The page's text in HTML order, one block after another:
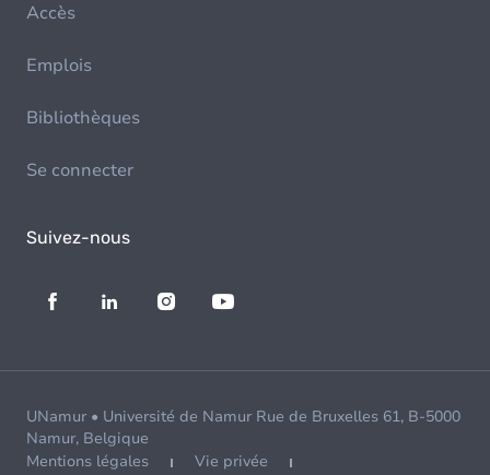
Accès
Emplois
Bibliothèques
Se connecter
Suivez-nous
UNamur • Université de Namur Rue de Bruxelles 61, B-5000
Namur, Belgique
Mentions légales
Vie privée